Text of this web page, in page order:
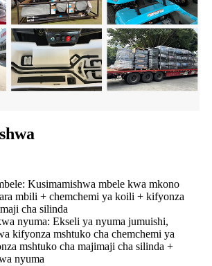
Kusimamishwa mbele kwa mkono
mbili + chemchemi ya koili + kifyonza
cha silinda
nyuma: Ekseli ya nyuma jumuishi,
kifyonza mshtuko cha chemchemi ya
mshtuko cha majimaji cha silinda +
nyuma